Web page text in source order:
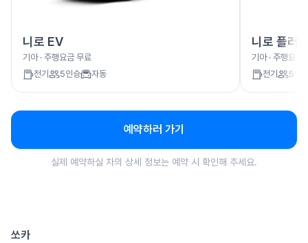
니로 EV
기아· 주행요금 무료
전기
5인승 자동
니로 플러
기아· 주행요금
전기
5
예약하러 가기
실제 예약하실 차의 상세 정보는 예약 시 확인해 주세요.
쏘카